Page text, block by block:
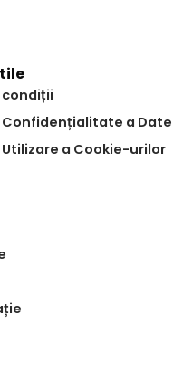
condiții
a
a Cookie-urilor